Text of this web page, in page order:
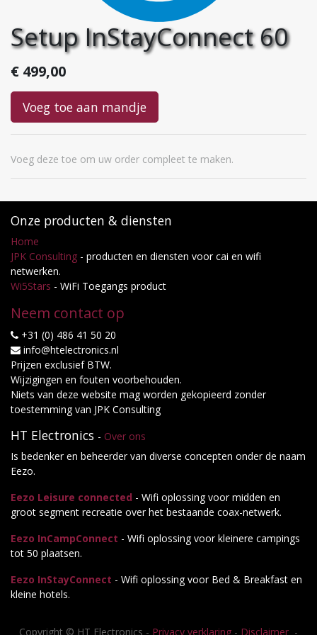
Setup InStayConnect 60
€ 499,00
Voeg toe aan mandje
Voeg deze toe om uw order compleet te maken.
Onze producten & diensten
Home
JPK Consulting - producten en diensten voor cai en wifi
netwerken.
Wi5Stars - WiFi Toegangs product
Neem contact op
+31 (0) 486 41 50 20
info@htelectronics.nl
Prijzen exclusief BTW.
Wijzigingen en fouten voorbehouden.
Niets van deze website mag worden gekopieerd zonder
toestemming van JPK Consulting
HT Electronics - Over ons
Is bedenker en beheerder van diverse concepten onder de naam
Eezo.
Eezo Leisure connected - Wifi oplossing voor midden en
groot segment recreatie over het bestaande coax-netwerk.
Eezo InCampConnect - Wifi oplossing voor kleinere campings
tot 50 plaatsen.
Eezo InStayConnect - Wifi oplossing voor Bed & Breakfast en
kleine hotels.
Copyright © HT Electronics - Privacy verklaring - Disclaimer -